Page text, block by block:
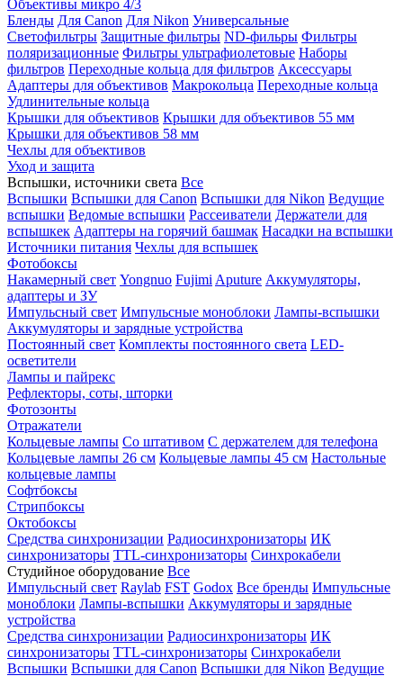
Объективы микро 4/3
Бленды Для Canon Для Nikon Универсальные
Светофильтры Защитные фильтры ND-фильры Фильтры
поляризационные Фильтры ультрафиолетовые Наборы
фильтров Переходные кольца для фильтров Аксессуары
Адаптеры для объективов Макрокольца Переходные кольца
Удлинительные кольца
Крышки для объективов Крышки для объективов 55 мм
Крышки для объективов 58 мм
Чехлы для объективов
Уход и защита
Вспышки, источники света Все
Вспышки Вспышки для Canon Вспышки для Nikon Ведущие
вспышки Ведомые вспышки Рассеиватели Держатели для
вспышкек Адаптеры на горячий башмак Насадки на вспышки
Источники питания Чехлы для вспышек
Фотобоксы
Накамерный свет Yongnuo Fujimi Aputure Аккумуляторы,
адаптеры и ЗУ
Импульсный свет Импульсные моноблоки Лампы-вспышки
Аккумуляторы и зарядные устройства
Постоянный свет Комплекты постоянного света LED-
осветители
Лампы и пайрекс
Рефлекторы, соты, шторки
Фотозонты
Отражатели
Кольцевые лампы Со штативом С держателем для телефона
Кольцевые лампы 26 см Кольцевые лампы 45 см Настольные
кольцевые лампы
Софтбоксы
Стрипбоксы
Октобоксы
Средства синхронизации Радиосинхронизаторы ИК
синхронизаторы TTL-синхронизаторы Синхрокабели
Студийное оборудование Все
Импульсный свет Raylab FST Godox Все бренды Импульсные
моноблоки Лампы-вспышки Аккумуляторы и зарядные
устройства
Средства синхронизации Радиосинхронизаторы ИК
синхронизаторы TTL-синхронизаторы Синхрокабели
Вспышки Вспышки для Canon Вспышки для Nikon Ведущие